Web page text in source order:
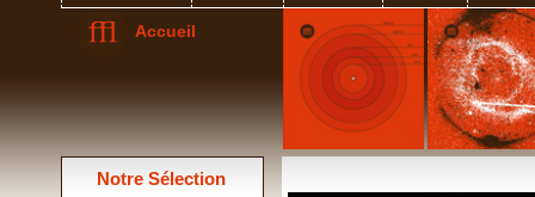
Accueil
Notre Sélection